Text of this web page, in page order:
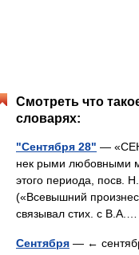
Смотреть что
словарях:
"Сентября 28" —
нек рыми любовными
этого периода, посв.
(«Всевышний
связывал стих. с
Сентября — ←